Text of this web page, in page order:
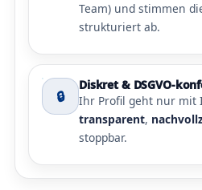
Team) und stimmen
strukturiert ab.
🔒
Diskret & DSGVO-
Ihr Profil geht nur mit
transparent,
stoppbar.